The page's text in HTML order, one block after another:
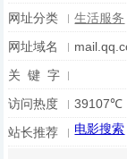
网址分类
生活服务
网址域名
关 键 字
访问热度
39107℃
站长推荐
电影搜索